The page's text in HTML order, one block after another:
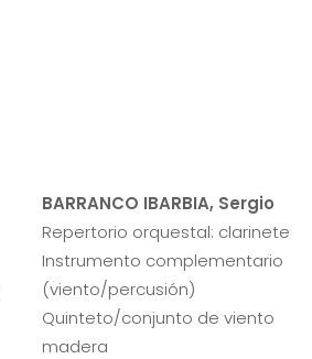
BARRANCO IBARBIA, Sergio
Repertorio orquestal: clarinete
Instrumento complementario
(viento/percusión)
Quinteto/conjunto de viento
madera